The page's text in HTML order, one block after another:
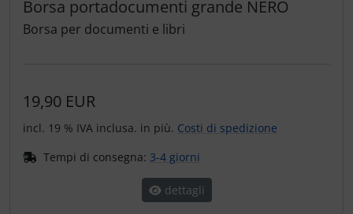
Borsa portadocumenti grande NERO
Borsa per documenti e libri
19,90 EUR
incl. 19 % IVA inclusa. in più. Costi di spedizione
Tempi di consegna: 3-4 giorni
dettagli